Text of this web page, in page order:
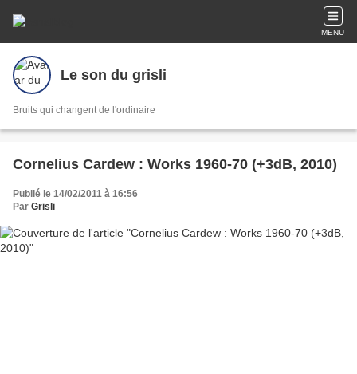
MENU
Le son du grisli
Bruits qui changent de l'ordinaire
Cornelius Cardew : Works 1960-70 (+3dB, 2010)
Publié le 14/02/2011 à 16:56
Par Grisli